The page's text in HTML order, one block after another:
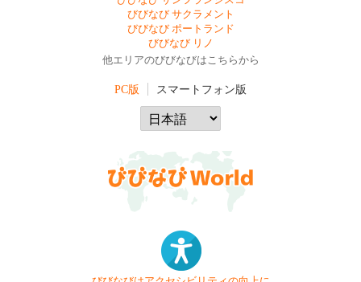
びびなび サクラメント
びびなび ポートランド
びびなび リノ
他エリアのびびなびはこちらから
PC版 スマートフォン版